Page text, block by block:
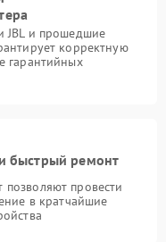
JBL и прошедшие
корректную
гарантийных
быстрый ремонт
провести
в кратчайшие